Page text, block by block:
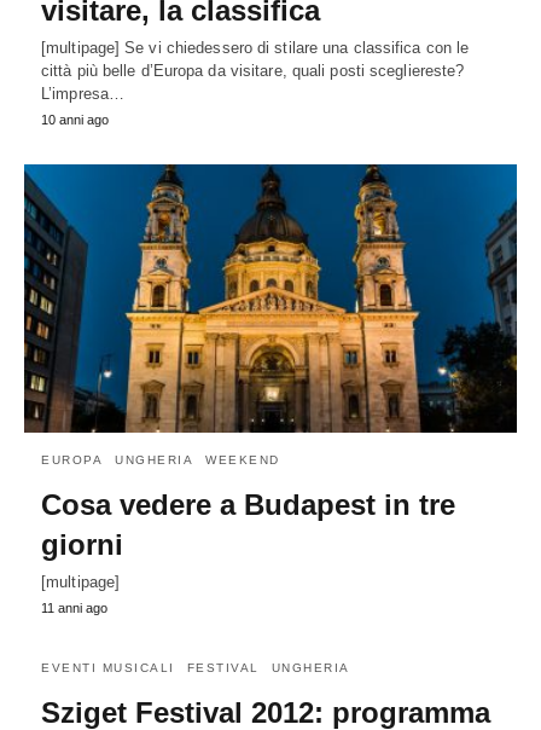
visitare, la classifica
[multipage] Se vi chiedessero di stilare una classifica con le
città più belle d’Europa da visitare, quali posti scegliereste?
L’impresa…
10 anni ago
EUROPA UNGHERIA WEEKEND
Cosa vedere a Budapest in tre
giorni
[multipage]
11 anni ago
EVENTI MUSICALI FESTIVAL UNGHERIA
Sziget Festival 2012: programma